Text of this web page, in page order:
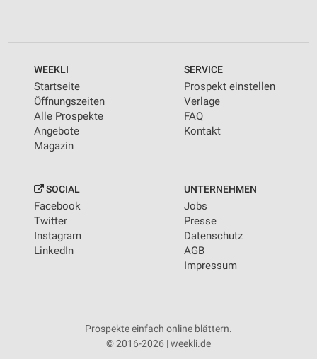
WEEKLI
Startseite
Öffnungszeiten
Alle Prospekte
Angebote
Magazin
SERVICE
Prospekt einstellen
Verlage
FAQ
Kontakt
SOCIAL
Facebook
Twitter
Instagram
LinkedIn
UNTERNEHMEN
Jobs
Presse
Datenschutz
AGB
Impressum
Prospekte einfach online blättern.
© 2016-2026 | weekli.de